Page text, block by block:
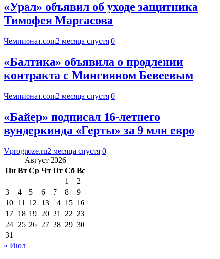
«Урал» объявил об уходе защитника
Тимофея Маргасова
Чемпионат.com2 месяца спустя 0
«Балтика» объявила о продлении
контракта с Мингияном Бевеевым
Чемпионат.com2 месяца спустя 0
«Байер» подписал 16-летнего
вундеркинда «Герты» за 9 млн евро
Vprognoze.ru2 месяца спустя 0
Август 2026
Пн Вт Ср Чт Пт Сб Вс
1
2
3
4 5 6 7 8
9
10 11 12 13 14 15 16
17 18 19 20 21 22 23
24 25 26 27 28 29 30
31
« Июл